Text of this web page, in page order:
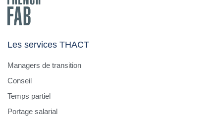
Les services THACT
Managers de transition
Conseil
Temps partiel
Portage salarial